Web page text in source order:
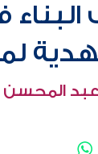
المحسن